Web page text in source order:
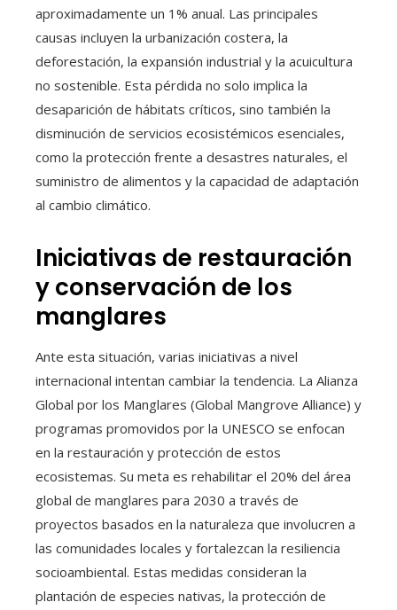
aproximadamente un 1% anual. Las principales
causas incluyen la urbanización costera, la
deforestación, la expansión industrial y la acuicultura
no sostenible. Esta pérdida no solo implica la
desaparición de hábitats críticos, sino también la
disminución de servicios ecosistémicos esenciales,
como la protección frente a desastres naturales, el
suministro de alimentos y la capacidad de adaptación
al cambio climático.
Iniciativas de restauración
y conservación de los
manglares
Ante esta situación, varias iniciativas a nivel
internacional intentan cambiar la tendencia. La Alianza
Global por los Manglares (Global Mangrove Alliance) y
programas promovidos por la UNESCO se enfocan
en la restauración y protección de estos
ecosistemas. Su meta es rehabilitar el 20% del área
global de manglares para 2030 a través de
proyectos basados en la naturaleza que involucren a
las comunidades locales y fortalezcan la resiliencia
socioambiental. Estas medidas consideran la
plantación de especies nativas, la protección de